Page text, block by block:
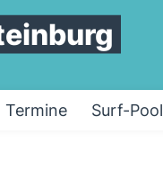
Termine Surf-Pool